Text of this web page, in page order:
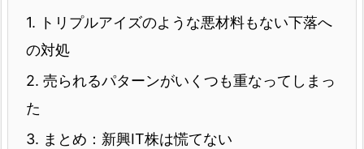
1. トリプルアイズのような悪材料もない下落へ
の対処
2. 売られるパターンがいくつも重なってしまっ
た
3. まとめ：新興IT株は慌てない